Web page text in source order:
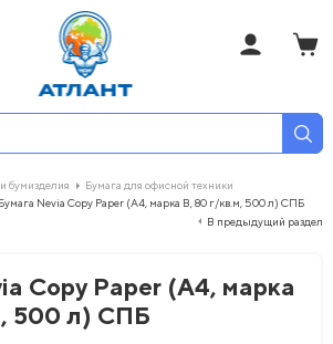
бумизделия
Бумага для офисной техники
Бумага Nevia Copy Paper (А4, марка В, 80 г/кв.м, 500 л) СПБ
В предыдущий раздел
Copy Paper (А4, марка
500 л) СПБ